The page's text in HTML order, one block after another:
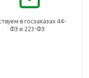
в госзаказах 44-
ФЗ и 223-ФЗ